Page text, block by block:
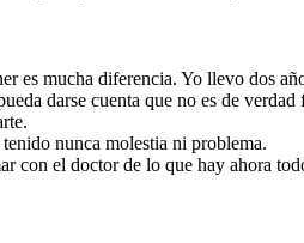
es mucha diferencia. Yo llevo dos
darse cuenta que no es de
nunca molestia ni problema.
con el doctor de lo que hay ahora